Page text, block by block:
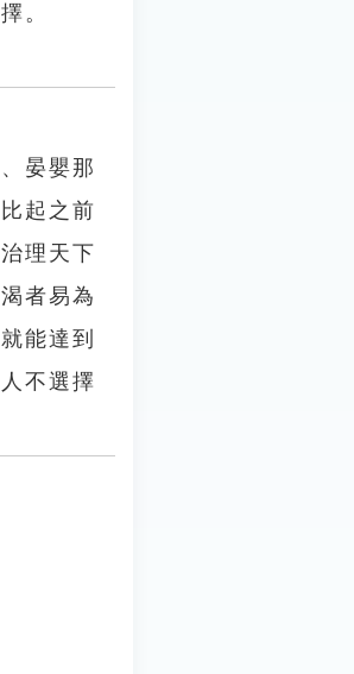
。
晏嬰那
起之前
理天下
者易為
能達到
不選擇